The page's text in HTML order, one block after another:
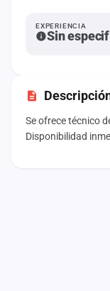
EXPERIENCIA
Sin
Se ofrece técnico
Disponibilidad
Mapa
fiestas
Agencias